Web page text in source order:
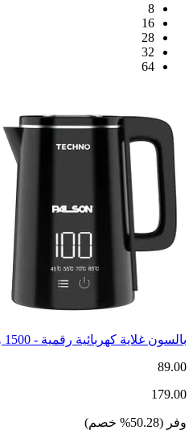
8
16
28
32
64
بالسون غلاية كهربائية رقمية - 1500 واط - 40042
89.00
179.00
وفر (
50.28
% خصم)